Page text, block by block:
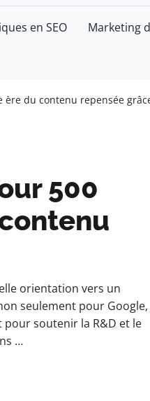
en SEO Marketing
du contenu repensée
500
orientation vers un
seulement pour Google,
pour soutenir la R&D et le
…